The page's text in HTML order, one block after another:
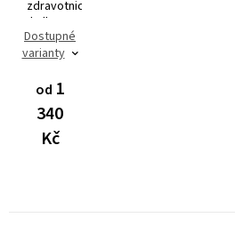
zdravotnické
kalhoty
Dynamic
FLEX
Dostupné
varianty
od 1
340
Kč